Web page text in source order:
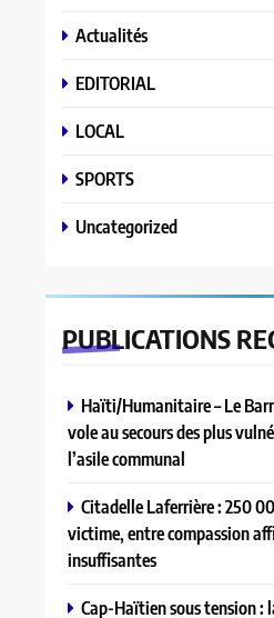
Actualités
EDITORIAL
LOCAL
SPORTS
Uncategorized
PUBLICATIONS
Haïti/Humanitaire – Le
vole au secours des plus
l’asile communal
Citadelle Laferrière : 250
victime, entre compassion
insuffisantes
Cap-Haïtien sous tension :